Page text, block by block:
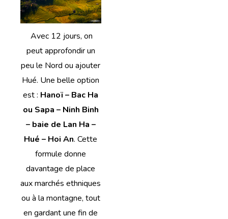
Avec 12 jours, on
peut approfondir un
peu le Nord ou ajouter
Hué. Une belle option
est : Hanoï – Bac Ha
ou Sapa – Ninh Binh
– baie de Lan Ha –
Hué – Hoi An. Cette
formule donne
davantage de place
aux marchés ethniques
ou à la montagne, tout
en gardant une fin de